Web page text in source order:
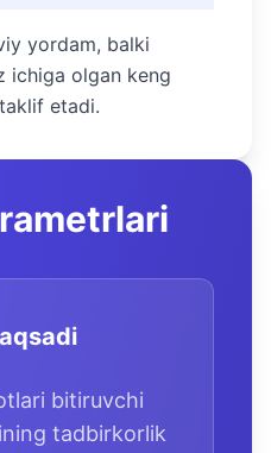
yordam, balki
ichiga olgan keng
etadi.
bitiruvchi
tadbirkorlik